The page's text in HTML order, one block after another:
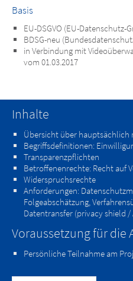
Basis
EU-DSGVO (EU-Datenschutz-
BDSG-neu
in Verbindung mit
vom 01.03.2017
Inhalte
Übersicht über hauptsächlich
Begriﬀsdefinitionen:
Transparenzpflichten
Betroﬀenenrechte: Recht auf
Widerspruchsrechte
Anforderungen:
Folgeabschätzung,
Datentransfer (privacy shield /
Voraussetzung für die
Persönliche Teilnahme am